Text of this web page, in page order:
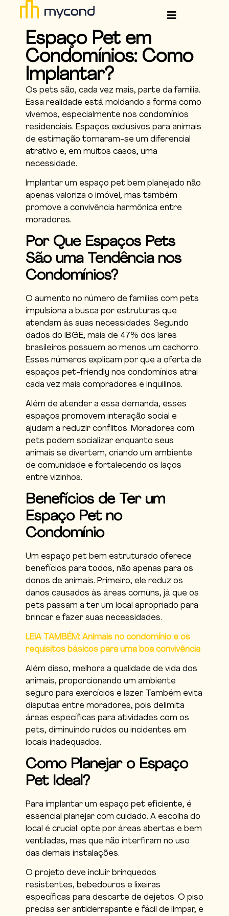
Espaço Pet em
Condomínios: Como
Implantar?
Os pets são, cada vez mais, parte da família.
Essa realidade está moldando a forma como
vivemos, especialmente nos condomínios
residenciais. Espaços exclusivos para animais
de estimação tornaram-se um diferencial
atrativo e, em muitos casos, uma
necessidade.
Implantar um espaço pet bem planejado não
apenas valoriza o imóvel, mas também
promove a convivência harmônica entre
moradores.
Por Que Espaços Pets
São uma Tendência nos
Condomínios?
O aumento no número de famílias com pets
impulsiona a busca por estruturas que
atendam às suas necessidades. Segundo
dados do IBGE, mais de 47% dos lares
brasileiros possuem ao menos um cachorro.
Esses números explicam por que a oferta de
espaços pet-friendly nos condomínios atrai
cada vez mais compradores e inquilinos.
Além de atender a essa demanda, esses
espaços promovem interação social e
ajudam a reduzir conflitos. Moradores com
pets podem socializar enquanto seus
animais se divertem, criando um ambiente
de comunidade e fortalecendo os laços
entre vizinhos.
Benefícios de Ter um
Espaço Pet no
Condomínio
Um espaço pet bem estruturado oferece
benefícios para todos, não apenas para os
donos de animais. Primeiro, ele reduz os
danos causados às áreas comuns, já que os
pets passam a ter um local apropriado para
brincar e fazer suas necessidades.
LEIA TAMBÉM: Animais no condomínio e os
requisitos básicos para uma boa convivência
Além disso, melhora a qualidade de vida dos
animais, proporcionando um ambiente
seguro para exercícios e lazer. Também evita
disputas entre moradores, pois delimita
áreas específicas para atividades com os
pets, diminuindo ruídos ou incidentes em
locais inadequados.
Como Planejar o Espaço
Pet Ideal?
Para implantar um espaço pet eficiente, é
essencial planejar com cuidado. A escolha do
local é crucial: opte por áreas abertas e bem
ventiladas, mas que não interfiram no uso
das demais instalações.
O projeto deve incluir brinquedos
resistentes, bebedouros e lixeiras
específicas para descarte de dejetos. O piso
precisa ser antiderrapante e fácil de limpar, e